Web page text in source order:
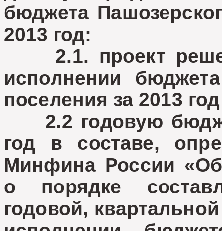
бюджета
2013 год:
2.1. проект
исполнении
поселения за 2013
2.2 годовую
год в составе,
Минфина России «Об
о порядке
годовой,